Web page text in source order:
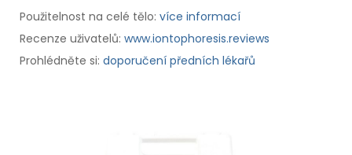
Použitelnost na celé tělo: více informací
Recenze uživatelů: www.iontophoresis.reviews
Prohlédněte si: doporučení předních lékařů